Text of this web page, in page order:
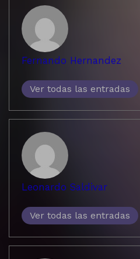
Fernando Hernandez
Ver todas las entradas
Leonardo Saldivar
Ver todas las entradas